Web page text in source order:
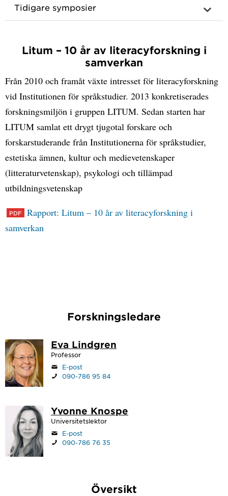
Tidigare symposier
Litum – 10 år av literacyforskning i
samverkan
Från 2010 och framåt växte intresset för literacyforskning
vid Institutionen för språkstudier. 2013 konkretiserades
forskningsmiljön i gruppen LITUM. Sedan starten har
LITUM samlat ett drygt tjugotal forskare och
forskarstuderande från Institutionerna för språkstudier,
estetiska ämnen, kultur och medievetenskaper
(litteraturvetenskap), psykologi och tillämpad
utbildningsvetenskap
Rapport: Litum – 10 år av literacyforskning i
samverkan
Forskningsledare
Eva Lindgren
Professor
E-post
090-786 95 84
Yvonne Knospe
Universitetslektor
E-post
090-786 76 35
Översikt